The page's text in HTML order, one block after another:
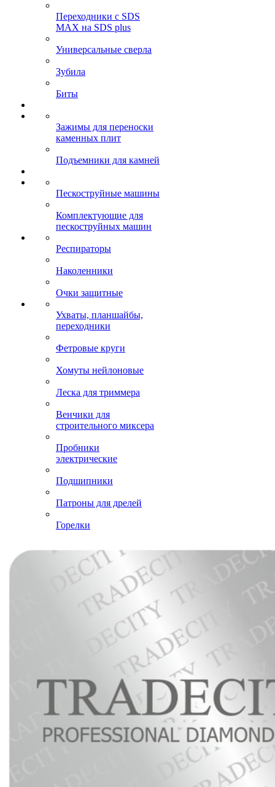
Переходники с SDS
MAX на SDS plus
Универсальные сверла
Зубила
Биты
Зажимы для переноски
каменных плит
Подъемники для камней
Пескоструйные машины
Комплектующие для
пескоструйных машин
Респираторы
Наколенники
Очки защитные
Ухваты, планшайбы,
переходники
Фетровые круги
Хомуты нейлоновые
Леска для триммера
Венчики для
строительного миксера
Пробники
электрические
Подшипники
Патроны для дрелей
Горелки